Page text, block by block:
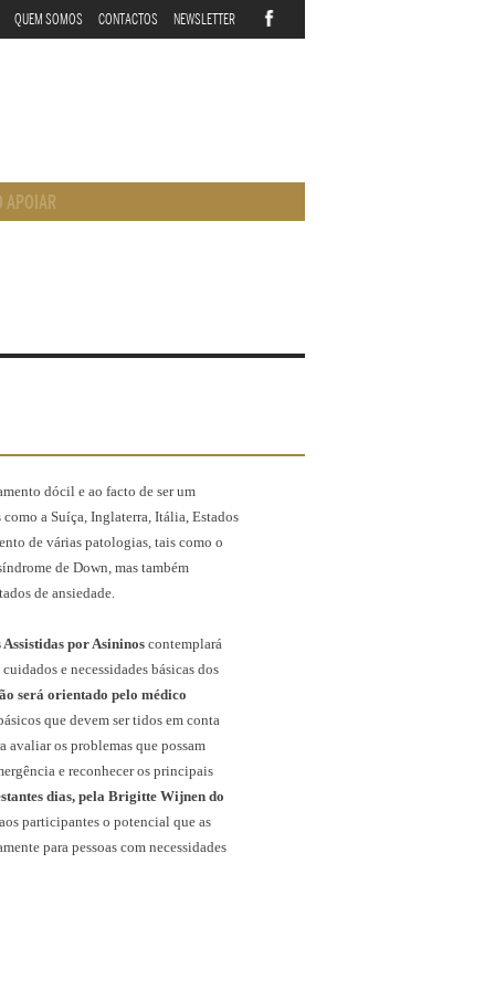
QUEM SOMOS CONTACTOS NEWSLETTER
APOIAR
dócil e ao facto de ser um
a Suíça, Inglaterra, Itália, Estados
de várias patologias, tais como o
de Down, mas também
de ansiedade.
por Asininoscontemplará
e necessidades básicas dos
será orientado pelo médico
que devem ser tidos em conta
os problemas que possam
e reconhecer os principais
dias, pela Brigitte Wijnen do
participantes o potencial que as
para pessoas com necessidades